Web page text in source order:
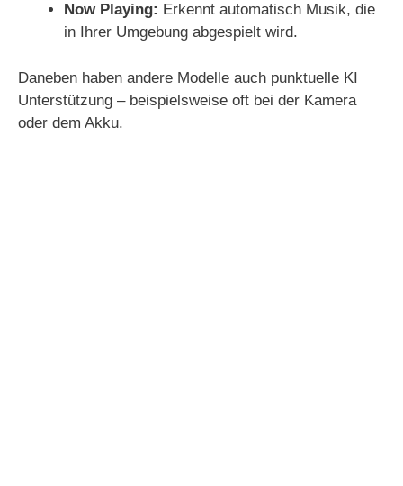
Now Playing: Erkennt automatisch Musik, die
in Ihrer Umgebung abgespielt wird.
Daneben haben andere Modelle auch punktuelle KI
Unterstützung – beispielsweise oft bei der Kamera
oder dem Akku.